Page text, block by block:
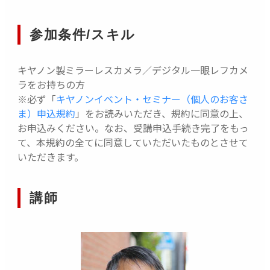
参加条件/スキル
キヤノン製ミラーレスカメラ／デジタル一眼レフカメ
ラをお持ちの方
※必ず「キヤノンイベント・セミナー（個人のお客さ
ま）申込規約 」をお読みいただき、規約に同意の上、
お申込みください。なお、受講申込手続き完了をもっ
て、本規約の全てに同意していただいたものとさせて
いただきます。
講師